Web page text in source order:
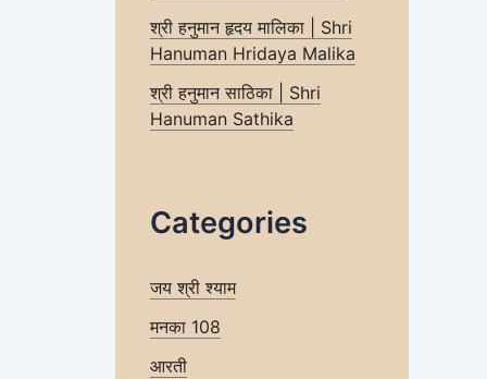
श्री हनुमान हृदय मालिका | Shri
Hanuman Hridaya Malika
श्री हनुमान साठिका | Shri
Hanuman Sathika
Categories
जय श्री श्याम
मनका 108
आरती